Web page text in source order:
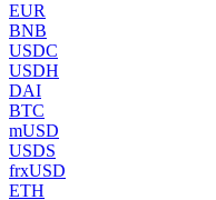
EUR
BNB
USDC
USDH
DAI
BTC
mUSD
USDS
frxUSD
ETH